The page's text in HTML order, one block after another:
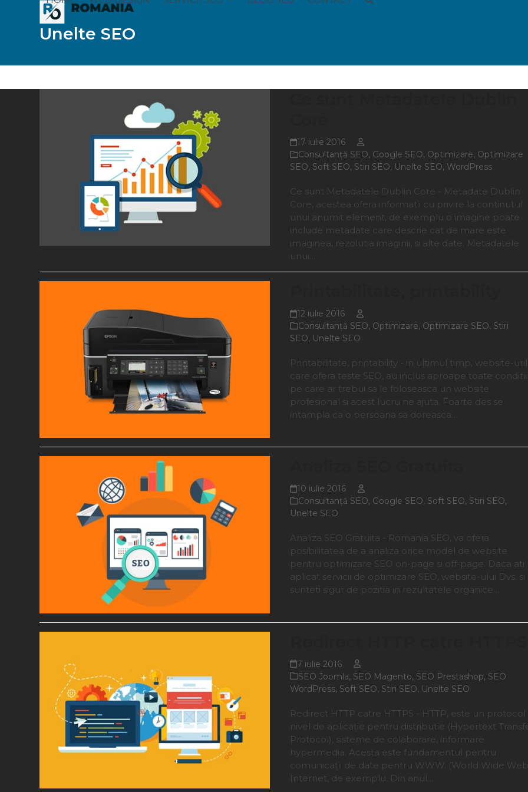
Unelte SEO
17 iulie 2016
Consultanţă SEO, Google SEO, Optimizare, Optimizare
SEO, Soft SEO, Stiri SEO, Unelte SEO, WordPress
Ce sunt Metadatele Dublin Core - Metadate Dublin
Core, acestea ofera informatii cu privire la continutul
unui anumit element, de exemplu o imagine poate
include metadate care descrie cat de mare este
imaginea, rezolutia imaginii, si alte date. Metadatele
unui…
12 iulie 2016
Consultanţă SEO, Optimizare, Optimizare SEO, Stiri
SEO, Unelte SEO
Printabilitate, printability - in ultimul timp, website-
care ofera teste SEO, au inclus aproape toate
pe care ar trebui sa le foloseasca un website
profesional si acest lucru ne ajuta. Foarte des se
intampla ca o persoana sa doreasca…
10 iulie 2016
Consultanţă SEO, Google SEO, Soft SEO, Stiri SEO,
Unelte SEO
Analiza SEO Gratuita - Romania SEO, va ofera
posibilitatea de a analiza orice model de website
pentru optimizare SEO on-page si off-page. Daca ati
aplicat servicii de optimizare SEO, website-ului Dvs. si
sunteti sigur de pozitia in rezultatele organice…
7 iulie 2016
SEO Joomla, SEO Magento, SEO Prestashop, SEO
WordPress, Soft SEO, Stiri SEO, Unelte SEO
Redirect HTTP catre HTTPS - HTTP, este un protocol
nivel de aplicație pentru distributie (Hypertext
Protocol), sisteme de colaborare, informare
hypermedia. Acesta este fundamentul pentru
comunicații de date pentru WWW. (World Wide
Internet, de exemplu. Din anul…